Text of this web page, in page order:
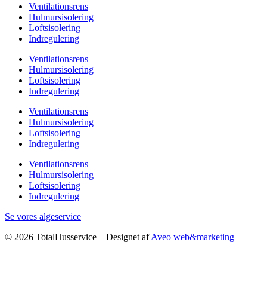
Ventilationsrens
Hulmursisolering
Loftsisolering
Indregulering
Ventilationsrens
Hulmursisolering
Loftsisolering
Indregulering
Ventilationsrens
Hulmursisolering
Loftsisolering
Indregulering
Ventilationsrens
Hulmursisolering
Loftsisolering
Indregulering
Se vores algeservice
© 2026 TotalHusservice – Designet afAveo web&marketing